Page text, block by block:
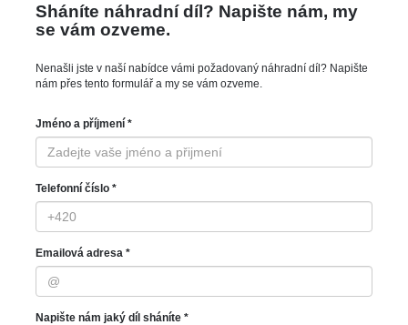
Sháníte náhradní díl? Napište nám, my
se vám ozveme.
Nenašli jste v naší nabídce vámi požadovaný náhradní díl? Napište
nám přes tento formulář a my se vám ozveme.
Jméno a příjmení *
Telefonní číslo *
Emailová adresa *
Napište nám jaký díl sháníte *